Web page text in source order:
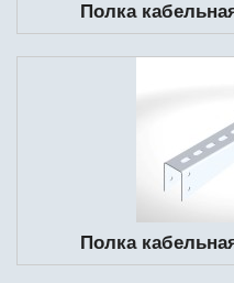
Полка
Полка